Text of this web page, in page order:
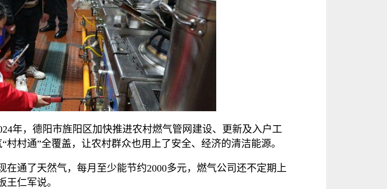
年，德阳市旌阳区加快推进农村燃气管网建设、更新及入户工
村村通”全覆盖，让农村群众也用上了安全、经济的清洁能源。
在通了天然气，每月至少能节约2000多元，燃气公司还不定期上
王仁军说。